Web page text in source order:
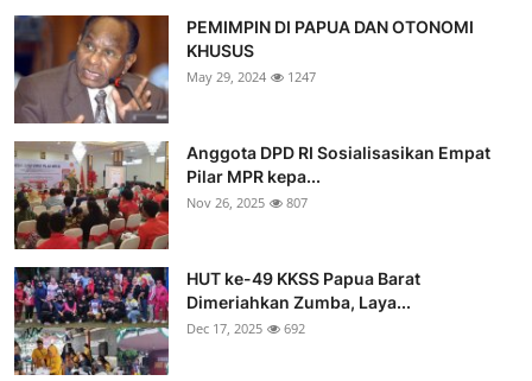
PEMIMPIN DI PAPUA DAN OTONOMI
KHUSUS
May 29, 2024 1247
Anggota DPD RI Sosialisasikan Empat
Pilar MPR kepa...
Nov 26, 2025 807
HUT ke-49 KKSS Papua Barat
Dimeriahkan Zumba, Laya...
Dec 17, 2025 692